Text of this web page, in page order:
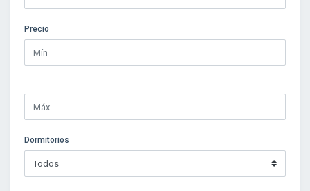
Precio
Dormitorios